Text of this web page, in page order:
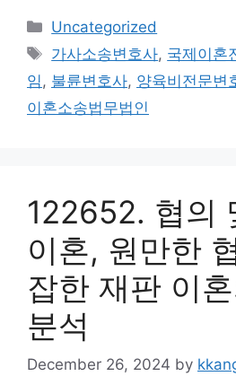
Categories
Uncategorized
Tags
가사소송변호사, 국제이혼
임 , 불륜변호사, 양육비전문변
이혼소송법무법인
122652. 협의
이혼, 원만한
잡한 재판 이
분석
December 26, 2024 by